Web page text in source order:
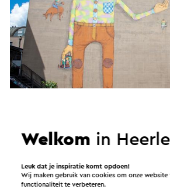
Duur 1,5 uur Prijs € 8,75 per persoon.
Welkom in
Leuk dat je inspiratie komt opdoen!
Wij maken gebruik van cookies om onze website
functionaliteit te verbeteren.